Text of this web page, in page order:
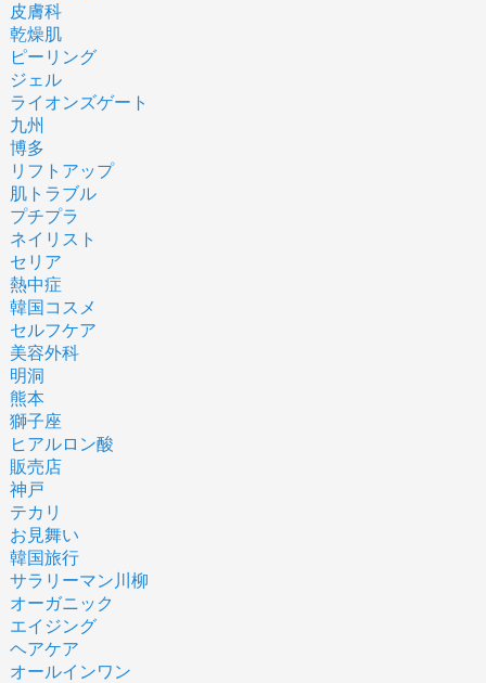
皮膚科
乾燥肌
ピーリング
ジェル
ライオンズゲート
九州
博多
リフトアップ
肌トラブル
プチプラ
ネイリスト
セリア
熱中症
韓国コスメ
セルフケア
美容外科
明洞
熊本
獅子座
ヒアルロン酸
販売店
神戸
テカリ
お見舞い
韓国旅行
サラリーマン川柳
オーガニック
エイジング
ヘアケア
オールインワン